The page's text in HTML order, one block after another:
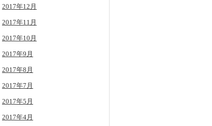
2017年12月
2017年11月
2017年10月
2017年9月
2017年8月
2017年7月
2017年5月
2017年4月